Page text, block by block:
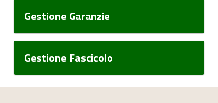
Gestione Garanzie
Gestione Fascicolo